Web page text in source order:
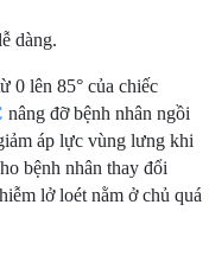
dàng.
0 lên 85° của chiếc
nâng đỡ bệnh nhân ngồi
áp lực vùng lưng khi
bệnh nhân thay đổi
lở loét nằm ở chủ quá